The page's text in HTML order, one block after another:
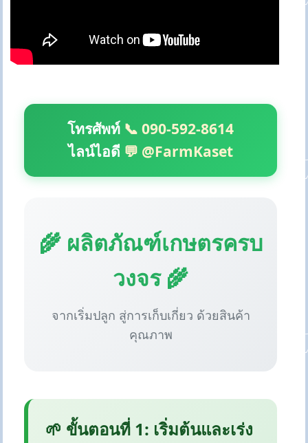
โทรศัพท์ 📞 090-592-8614
ไลน์ไอดี 💬 @FarmKaset
🌾 ผลิตภัณฑ์เกษตรครบ
วงจร 🌾
จากเริ่มปลูก สู่การเก็บเกี่ยว ด้วยสินค้า
คุณภาพ
🌱 ขั้นตอนที่ 1: เริ่มต้นและเร่ง